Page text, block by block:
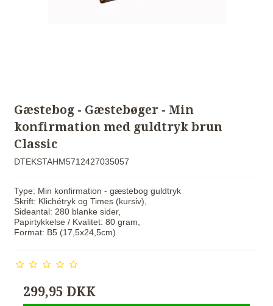
Gæstebog - Gæstebøger - Min
konfirmation med guldtryk brun
Classic
DTEKSTAHM5712427035057
Type: Min konfirmation - gæstebog guldtryk
Skrift: Klichétryk og Times (kursiv),
Sideantal: 280 blanke sider,
Papirtykkelse / Kvalitet: 80 gram,
Format: B5 (17,5x24,5cm)
299,95 DKK